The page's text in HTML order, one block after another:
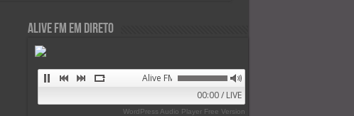
Alive FM em Direto
Alive FM 89.9
00:00 / LIVE
WordPress Audio Player Free Version